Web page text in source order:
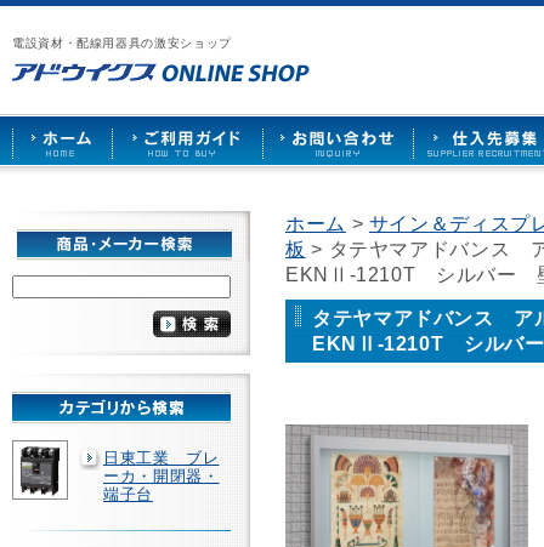
電設資材・配線用器具の激安ショップ
漏
電
ブ
レ
ー
カ
ー
や
照
ケ
ッ
ト
な
で
販
売
ア
ウ
イ
ス
HOME
ご
用
ガ
ド
お
い
合
せ
仕
先
募
日東工業 ブレ
ーカ・開閉器・
端子台
ホーム > サイン＆ディス
板 > タテヤマアドバンス
EKNⅡ-1210T シルバー
タテヤマアドバンス
EKNⅡ-1210T シルバ